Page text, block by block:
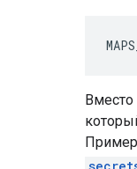
Вместо